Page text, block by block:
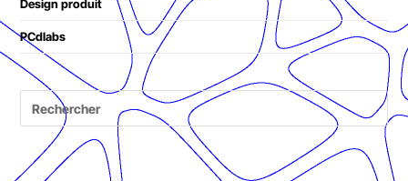
Design produit
PCdlabs